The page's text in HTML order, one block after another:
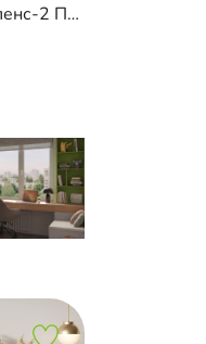
Распашной шкаф Салленс-2 Премиум с антресолью